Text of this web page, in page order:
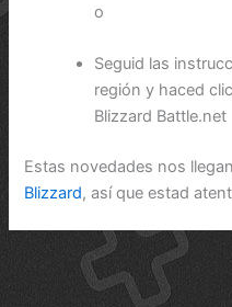
o
Seguid las
región y haced
Blizzard Battle.net
Estas novedades nos
Blizzard, así que estad